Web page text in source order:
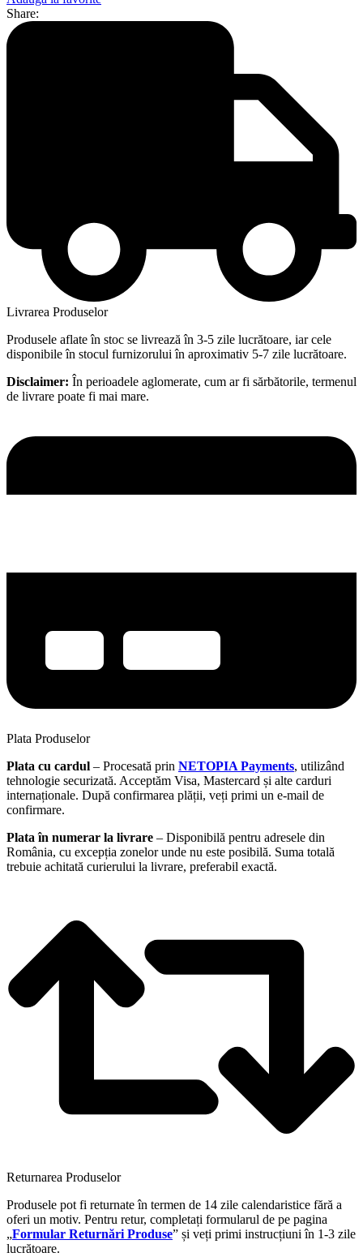
Share:
Livrarea Produselor
Produsele aflate în stoc se livrează în 3-5 zile lucrătoare, iar cele
disponibile în stocul furnizorului în aproximativ 5-7 zile lucrătoare.
Disclaimer: În perioadele aglomerate, cum ar fi sărbătorile, termenul
de livrare poate fi mai mare.
Plata Produselor
Plata cu cardul – Procesată prin NETOPIA Payments, utilizând
tehnologie securizată. Acceptăm Visa, Mastercard și alte carduri
internaționale. După confirmarea plății, veți primi un e-mail de
confirmare.
Plata în numerar la livrare – Disponibilă pentru adresele din
România, cu excepția zonelor unde nu este posibilă. Suma totală
trebuie achitată curierului la livrare, preferabil exactă.
Returnarea Produselor
Produsele pot fi returnate în termen de 14 zile calendaristice fără a
oferi un motiv. Pentru retur, completați formularul de pe pagina
„Formular Returnări Produse” și veți primi instrucțiuni în 1-3 zile
lucrătoare.